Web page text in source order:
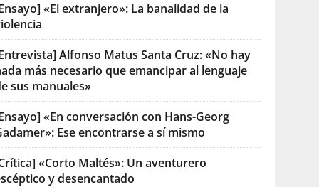
«El extranjero»: La banalidad de la
Alfonso Matus Santa Cruz: «No hay
más necesario que emancipar al lenguaje
sus manuales»
«En conversación con Hans-Georg
Ese encontrarse a sí mismo
«Corto Maltés»: Un aventurero
y desencantado